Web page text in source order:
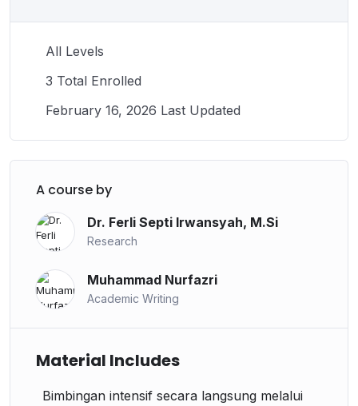
Amankan kursi mu sekarang!!!
All Levels
3 Total Enrolled
February 16, 2026 Last Updated
A course by
Dr. Ferli Septi Irwansyah, M.Si
Research
Muhammad Nurfazri
Academic Writing
Material Includes
Bimbingan intensif secara langsung melalui